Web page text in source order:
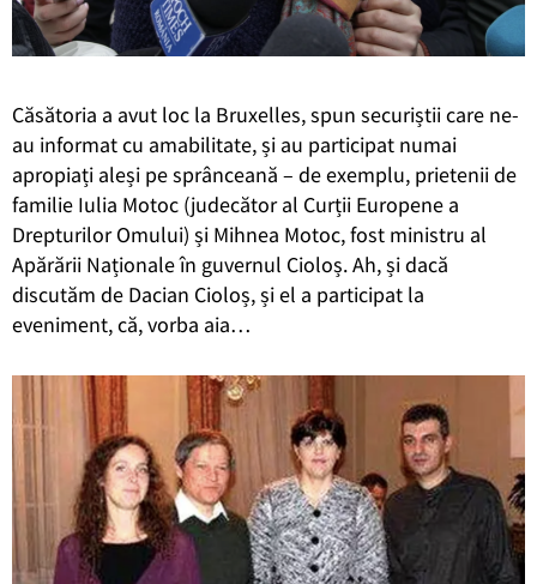
Căsătoria a avut loc la Bruxelles, spun securiștii care ne-
au informat cu amabilitate, și au participat numai
apropiați aleși pe sprânceană – de exemplu, prietenii de
familie Iulia Motoc (judecător al Curții Europene a
Drepturilor Omului) și Mihnea Motoc, fost ministru al
Apărării Naționale în guvernul Cioloș. Ah, și dacă
discutăm de Dacian Cioloș, și el a participat la
eveniment, că, vorba aia…